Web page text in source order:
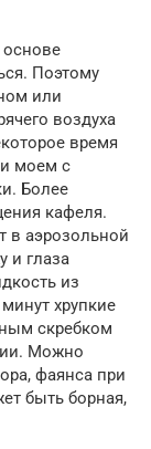
Поэтому
или
воздуха
время
моем с
Более
кафеля.
в аэрозольной
и глаза
из
хрупкие
скребком
Можно
фаянса при
быть борная,